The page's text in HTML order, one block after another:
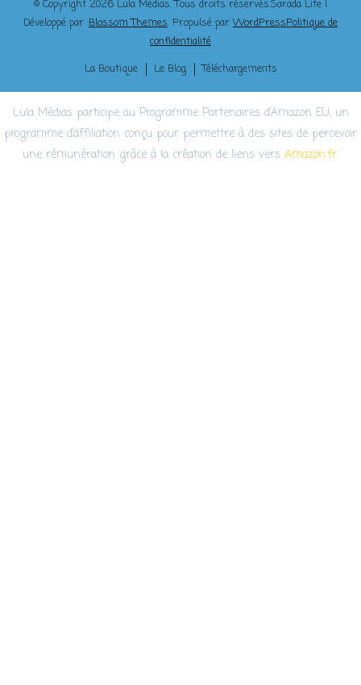
© Copyright 2026 Lula Médias. Tous droits réservés.Sarada Lite |
Développé par :Blossom Themes. Propulsé parWordPressPolitique de
confidentialité
La Boutique
Le Blog Téléchargements
Lula Médias participe au Programme Partenaires d’Amazon EU, un
programme d’affiliation conçu pour permettre à des sites de percevoir
une rémunération grâce à la création de liens vers Amazon.fr.